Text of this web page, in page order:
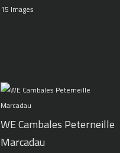
15 Images
WE Cambales Peterneille
Marcadau